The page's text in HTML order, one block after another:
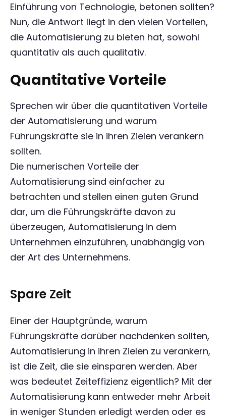
Einführung von Technologie, betonen sollten?
Nun, die Antwort liegt in den vielen Vorteilen,
die Automatisierung zu bieten hat, sowohl
quantitativ als auch qualitativ.
Quantitative Vorteile
Sprechen wir über die quantitativen Vorteile
der Automatisierung und warum
Führungskräfte sie in ihren Zielen verankern
sollten.
Die numerischen Vorteile der
Automatisierung sind einfacher zu
betrachten und stellen einen guten Grund
dar, um die Führungskräfte davon zu
überzeugen, Automatisierung in dem
Unternehmen einzuführen, unabhängig von
der Art des Unternehmens.
Spare Zeit
Einer der Hauptgründe, warum
Führungskräfte darüber nachdenken sollten,
Automatisierung in ihren Zielen zu verankern,
ist die Zeit, die sie einsparen werden. Aber
was bedeutet Zeiteffizienz eigentlich? Mit der
Automatisierung kann entweder mehr Arbeit
in weniger Stunden erledigt werden oder es